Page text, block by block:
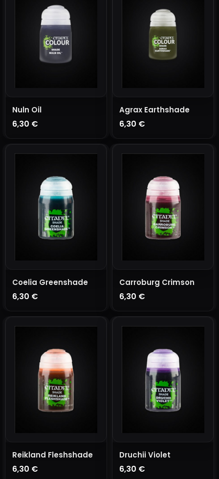
Nuln Oil
6,30 €
AÑADIR A LA CESTA
Agrax Earthshade
6,30 €
AÑADIR A LA CESTA
Coelia Greenshade
6,30 €
AÑADIR A LA CESTA
Carroburg Crimson
6,30 €
AÑADIR A LA CESTA
Reikland Fleshshade
6,30 €
Druchii Violet
6,30 €